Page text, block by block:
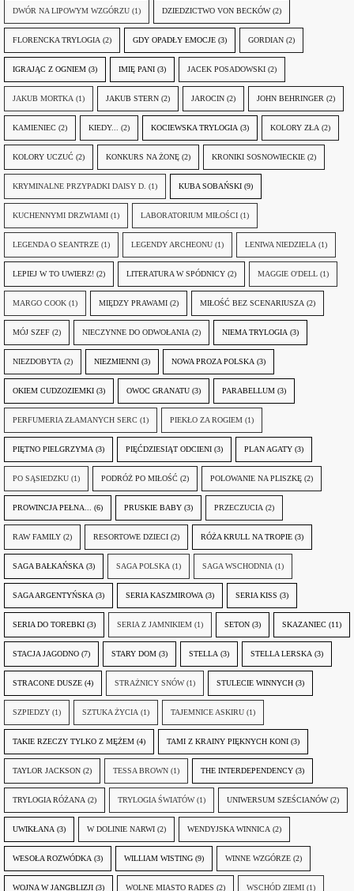
DWÓR NA LIPOWYM WZGÓRZU (1) DZIEDZICTWO VON BECKÓW (2)
FLORENCKA TRYLOGIA (2) GDY OPADŁY EMOCJE (3) GORDIAN (2)
IGRAJĄC Z OGNIEM (3) IMIĘ PANI (3) JACEK POSADOWSKI (2)
JAKUB MORTKA (1) JAKUB STERN (2) JAROCIN (2) JOHN BEHRINGER (2)
KAMIENIEC (2) KIEDY... (2) KOCIEWSKA TRYLOGIA (3) KOLORY ZŁA (2)
KOLORY UCZUĆ (2) KONKURS NA ŻONĘ (2) KRONIKI SOSNOWIECKIE (2)
KRYMINALNE PRZYPADKI DAISY D. (1) KUBA SOBAŃSKI (9)
KUCHENNYMI DRZWIAMI (1) LABORATORIUM MIŁOŚCI (1)
LEGENDA O SEANTRZE (1) LEGENDY ARCHEONU (1) LENIWA NIEDZIELA (1)
LEPIEJ W TO UWIERZ! (2) LITERATURA W SPÓDNICY (2) MAGGIE O'DELL (1)
MARGO COOK (1) MIĘDZY PRAWAMI (2) MIŁOŚĆ BEZ SCENARIUSZA (2)
MÓJ SZEF (2) NIECZYNNE DO ODWOŁANIA (2) NIEMA TRYLOGIA (3)
NIEZDOBYTA (2) NIEZMIENNI (3) NOWA PROZA POLSKA (3)
OKIEM CUDZOZIEMKI (3) OWOC GRANATU (3) PARABELLUM (3)
PERFUMERIA ZŁAMANYCH SERC (1) PIEKŁO ZA ROGIEM (1)
PIĘTNO PIELGRZYMA (3) PIĘĆDZIESIĄT ODCIENI (3) PLAN AGATY (3)
PO SĄSIEDZKU (1) PODRÓŻ PO MIŁOŚĆ (2) POLOWANIE NA PLISZKĘ (2)
PROWINCJA PEŁNA... (6) PRUSKIE BABY (3) PRZECZUCIA (2)
RAW FAMILY (2) RESORTOWE DZIECI (2) RÓŻA KRULL NA TROPIE (3)
SAGA BAŁKAŃSKA (3) SAGA POLSKA (1) SAGA WSCHODNIA (1)
SAGA ARGENTYŃSKA (3) SERIA KASZMIROWA (3) SERIA KISS (3)
SERIA DO TOREBKI (3) SERIA Z JAMNIKIEM (1) SETON (3) SKAZANIEC (11)
STACJA JAGODNO (7) STARY DOM (3) STELLA (3) STELLA LERSKA (3)
STRACONE DUSZE (4) STRAŻNICY SNÓW (1) STULECIE WINNYCH (3)
SZPIEDZY (1) SZTUKA ŻYCIA (1) TAJEMNICE ASKIRU (1)
TAKIE RZECZY TYLKO Z MĘŻEM (4) TAMI Z KRAINY PIĘKNYCH KONI (3)
TAYLOR JACKSON (2) TESSA BROWN (1) THE INTERDEPENDENCY (3)
TRYLOGIA RÓŻANA (2) TRYLOGIA ŚWIATÓW (1) UNIWERSUM SZEŚCIANÓW (2)
UWIKŁANA (3) W DOLINIE NARWI (2) WENDYJSKA WINNICA (2)
WESOŁA ROZWÓDKA (3) WILLIAM WISTING (9) WINNE WZGÓRZE (2)
WOJNA W JANGBLIZJI (3) WOLNE MIASTO RADES (2) WSCHÓD ZIEMI (1)